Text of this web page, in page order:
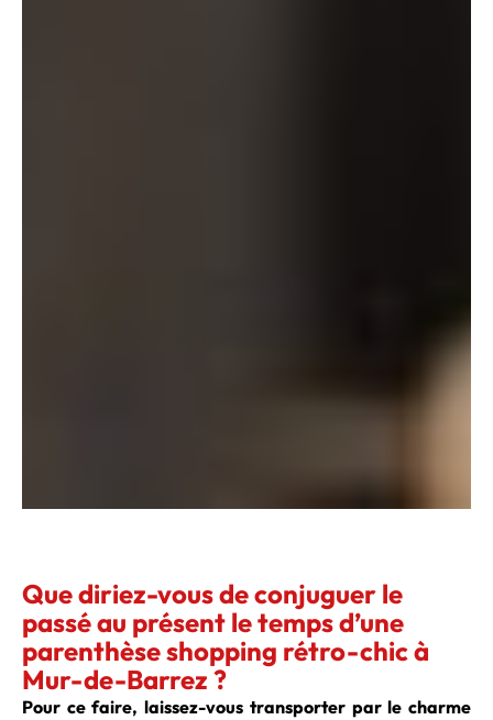
Que diriez-vous de conjuguer le
passé au présent le temps d’une
parenthèse shopping rétro-chic à
Mur-de-Barrez ?
Pour ce faire, laissez-vous transporter par le charme